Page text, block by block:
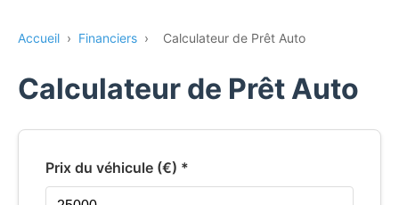
Accueil › Financiers › Calculateur de Prêt Auto
Calculateur de Prêt Auto
Prix du véhicule (€) *